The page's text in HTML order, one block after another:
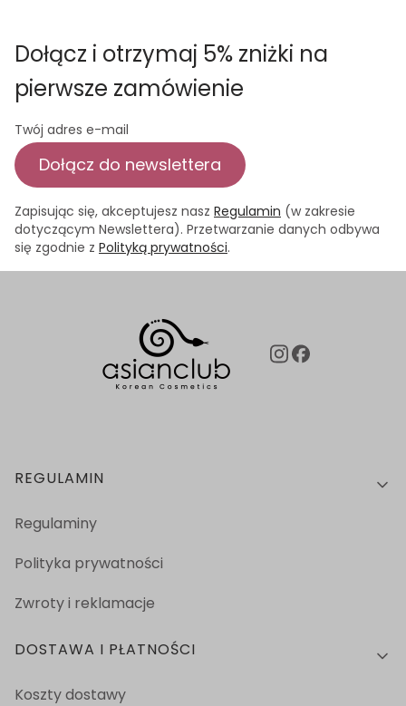
Dołącz i otrzymaj 5% zniżki na
pierwsze zamówienie
Twój adres e-mail
Dołącz do newslettera
Zapisując się, akceptujesz nasz Regulamin (w zakresie
dotyczącym Newslettera). Przetwarzanie danych odbywa
się zgodnie z Polityką prywatności.
Linki w stopce
REGULAMIN
Regulaminy
Polityka prywatności
Zwroty i reklamacje
DOSTAWA I PŁATNOŚCI
Koszty dostawy